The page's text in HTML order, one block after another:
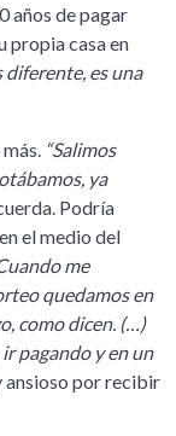
años de pagar
propia casa en
diferente, es una
“Salimos
ya
Podría
el medio del
me
quedamos en
como dicen. (…)
pagando y en un
ansioso por recibir